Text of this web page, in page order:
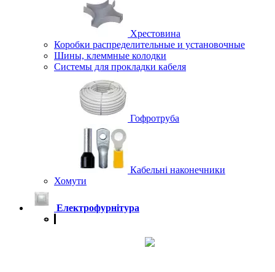
Хрестовина
Коробки распределительные и установочные
Шины, клеммные колодки
Системы для прокладки кабеля
Гофротруба
Кабельні наконечники
Хомути
Електрофурнітура